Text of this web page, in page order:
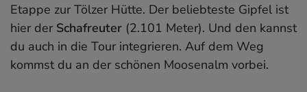
Etappe zur Tölzer Hütte. Der beliebteste Gipfel ist
hier der Schafreuter (2.101 Meter). Und den kannst
du auch in die Tour integrieren. Auf dem Weg
kommst du an der schönen Moosenalm vorbei.